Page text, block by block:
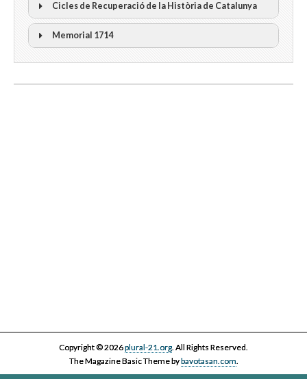
300 Historiadors denuncien al “Gobierno Español” per la
censura
Cicles de Recuperació de la Història de Catalunya
I Cicle Història i Censura
II Cicle Història i Censura
Memorial 1714
Copyright © 2026plural-21.org. All Rights Reserved.
The Magazine Basic Theme bybavotasan.com.